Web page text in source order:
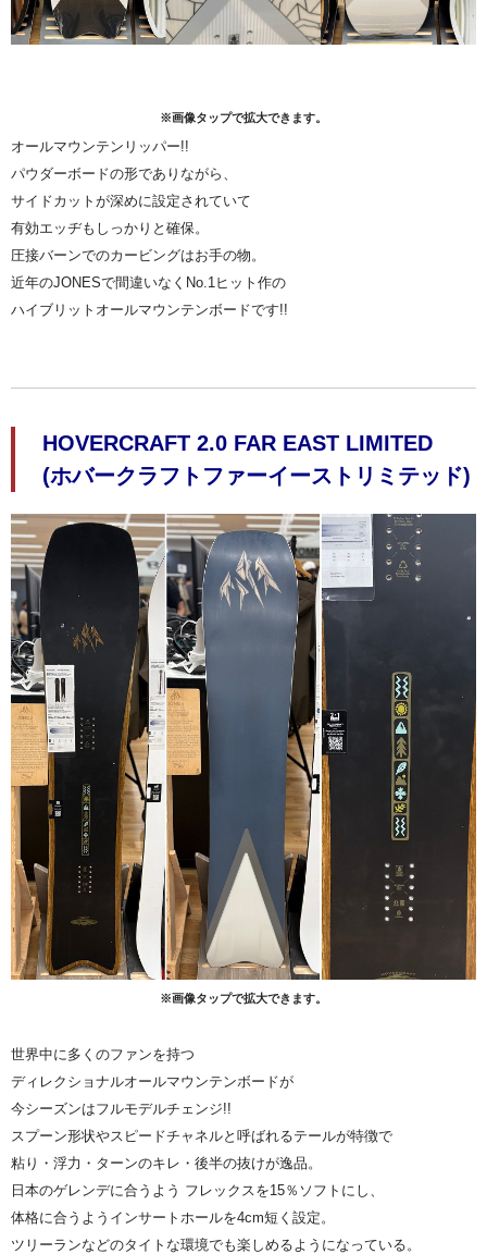
※画像タップで拡大できます。
オールマウンテンリッパー!!
パウダーボードの形でありながら、
サイドカットが深めに設定されていて
有効エッヂもしっかりと確保。
圧接バーンでのカービングはお手の物。
近年のJONESで間違いなくNo.1ヒット作の
ハイブリットオールマウンテンボードです!!
HOVERCRAFT 2.0 FAR EAST LIMITED
(ホバークラフトファーイーストリミテッド)
※画像タップで拡大できます。
世界中に多くのファンを持つ
ディレクショナルオールマウンテンボードが
今シーズンはフルモデルチェンジ!!
スプーン形状やスピードチャネルと呼ばれるテールが特徴で
粘り・浮力・ターンのキレ・後半の抜けが逸品。
日本のゲレンデに合うよう フレックスを15％ソフトにし、
体格に合うようインサートホールを4cm短く設定。
ツリーランなどのタイトな環境でも楽しめるようになっている。